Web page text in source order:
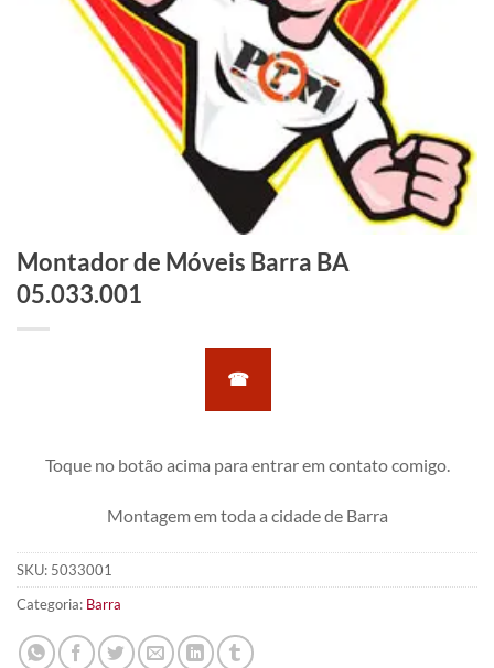
Montador de Móveis Barra BA
05.033.001
☎
Toque no botão acima para entrar em contato comigo.
Montagem em toda a cidade de Barra
SKU: 5033001
Categoria: Barra